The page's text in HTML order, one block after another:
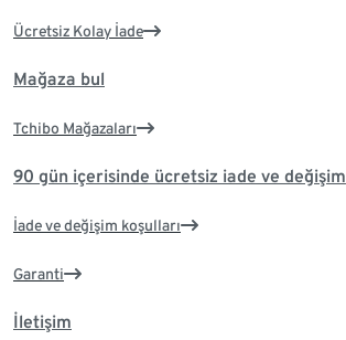
Ücretsiz Kolay İade
Mağaza bul
Tchibo Mağazaları
90 gün içerisinde ücretsiz iade ve değişim
İade ve değişim koşulları
Garanti
İletişim